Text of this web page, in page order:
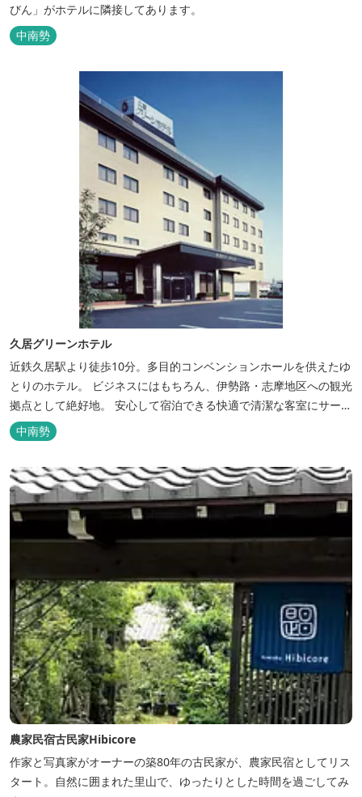
びん」がホテルに隣接してあります。
中南勢
久居グリーンホテル
近鉄久居駅より徒歩10分。多目的コンベンションホールを供えたゆ
とりのホテル。 ビジネスにはもちろん、伊勢路・志摩地区への観光
拠点として絶好地。 安心して宿泊できる快適で清潔な客室にサービ
スも行き届いています。一志・ 嬉野のゴルフ場に至近。
中南勢
農家民宿古民家Hibicore
作家と写真家がオーナーの築80年の古民家が、農家民宿としてリス
タート。自然に囲まれた里山で、ゆったりとした時間を過ごしてみ